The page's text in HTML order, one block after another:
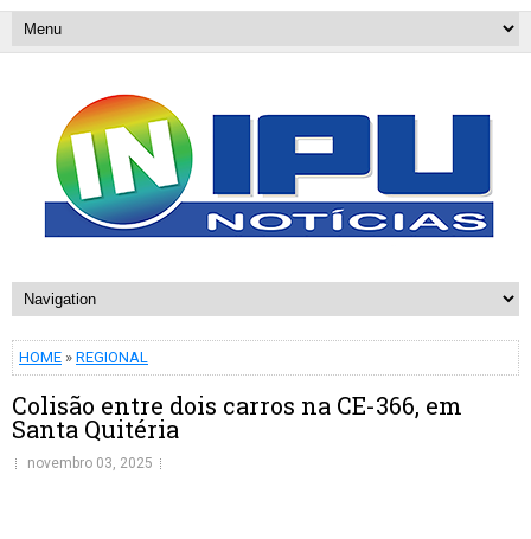
HOME » REGIONAL
Colisão entre dois carros na CE-366, em
Santa Quitéria
novembro 03, 2025